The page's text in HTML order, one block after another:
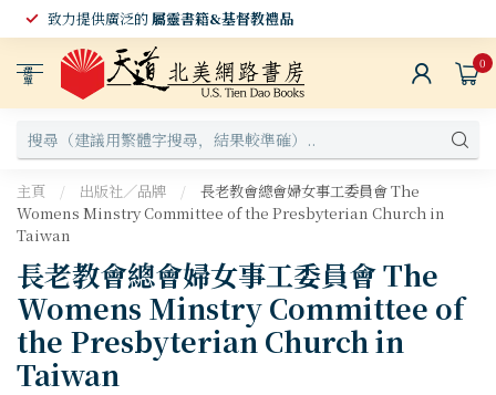
致力提供廣泛的屬靈書籍&基督教禮品
選
單
0
主頁 / 出版社／品牌 /
長老教會總會婦女事工委員會 The
Womens Minstry Committee of the Presbyterian Church in
Taiwan
長老教會總會婦女事工委員會 The
Womens Minstry Committee of
the Presbyterian Church in
Taiwan